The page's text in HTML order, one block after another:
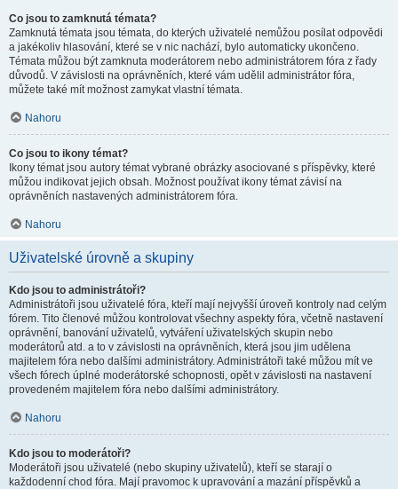
Co jsou to zamknutá témata?
Zamknutá témata jsou témata, do kterých uživatelé nemůžou posílat odpovědi
a jakékoliv hlasování, které se v nic nachází, bylo automaticky ukončeno.
Témata můžou být zamknuta moderátorem nebo administrátorem fóra z řady
důvodů. V závislosti na oprávněních, které vám udělil administrátor fóra,
můžete také mít možnost zamykat vlastní témata.
Nahoru
Co jsou to ikony témat?
Ikony témat jsou autory témat vybrané obrázky asociované s příspěvky, které
můžou indikovat jejich obsah. Možnost používat ikony témat závisí na
oprávněních nastavených administrátorem fóra.
Nahoru
Uživatelské úrovně a skupiny
Kdo jsou to administrátoři?
Administrátoři jsou uživatelé fóra, kteří mají nejvyšší úroveň kontroly nad celým
fórem. Tito členové můžou kontrolovat všechny aspekty fóra, včetně nastavení
oprávnění, banování uživatelů, vytváření uživatelských skupin nebo
moderátorů atd. a to v závislosti na oprávněních, která jsou jim udělena
majitelem fóra nebo dalšími administrátory. Administrátoři také můžou mít ve
všech fórech úplné moderátorské schopnosti, opět v závislosti na nastavení
provedeném majitelem fóra nebo dalšími administrátory.
Nahoru
Kdo jsou to moderátoři?
Moderátoři jsou uživatelé (nebo skupiny uživatelů), kteří se starají o
každodenní chod fóra. Mají pravomoc k upravování a mazání příspěvků a